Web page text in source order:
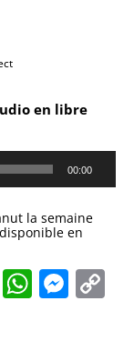
en libre
00:00
la semaine
en
LinkedIn